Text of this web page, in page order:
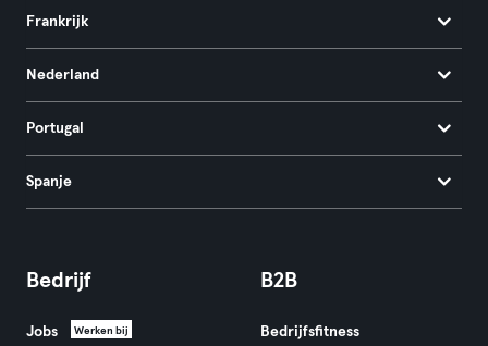
Frankrijk
Nederland
Portugal
Spanje
Bedrijf
Jobs Werken bij
B2B
Bedrijfsfitness